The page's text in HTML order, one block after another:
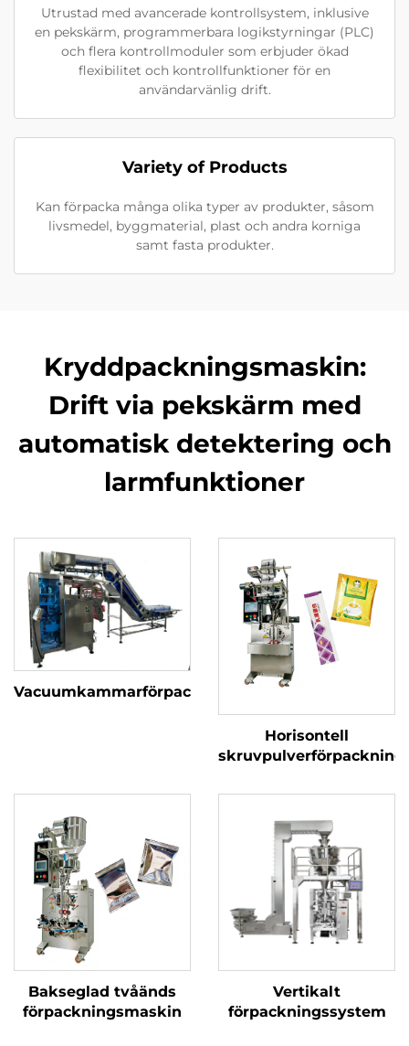
Utrustad med avancerade kontrollsystem, inklusive
en pekskärm, programmerbara logikstyrningar (PLC)
och flera kontrollmoduler som erbjuder ökad
flexibilitet och kontrollfunktioner för en
användarvänlig drift.
Variety of Products
Kan förpacka många olika typer av produkter, såsom
livsmedel, byggmaterial, plast och andra korniga
samt fasta produkter.
Kryddpackningsmaskin:
Drift via pekskärm med
automatisk detektering och
larmfunktioner
Vacuumkammarförpackningsmaskin
Horisontell
Bakseglad tvåänds
förpackningsmaskin
Vertikalt
förpackningssystem